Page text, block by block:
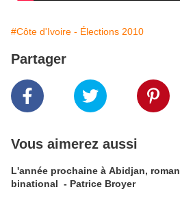
#Côte d'Ivoire - Élections 2010
Partager
Vous aimerez aussi
L'année prochaine à Abidjan, roman
binational - Patrice Broyer